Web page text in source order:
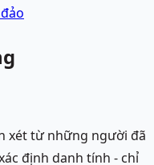
xét từ những người đã
định danh tính - chỉ